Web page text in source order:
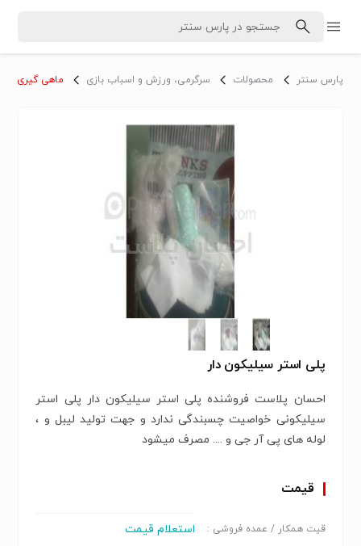
پارس سنتر محصولات سرگرمی، ورزش و اسباب بازی ماهی گیری
پلی استر سیلیکون دار
احسان پلاست فروشنده پلی استر سیلیکون دار پلی استر
سیلیکونی خواصیت چسبندگی ندارد و جهت تولید لیبل و ،
لوله های پی آر جی و .... مصرف میشود
قیمت
قیت همکار / عمده فروشی : استعلام قیمت